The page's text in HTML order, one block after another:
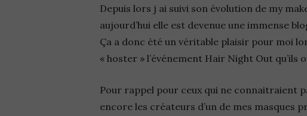
Depuis lors j ai suivi son évolution de my
aujourd’hui elle est devenue une immense
Ça a donc été un véritable plaisir pour moi
« hoster » l’événement Hair Night Out qu’ils
Pour rappel pour ceux qui ne connaitraient
encore les créateurs d’un de mes masques